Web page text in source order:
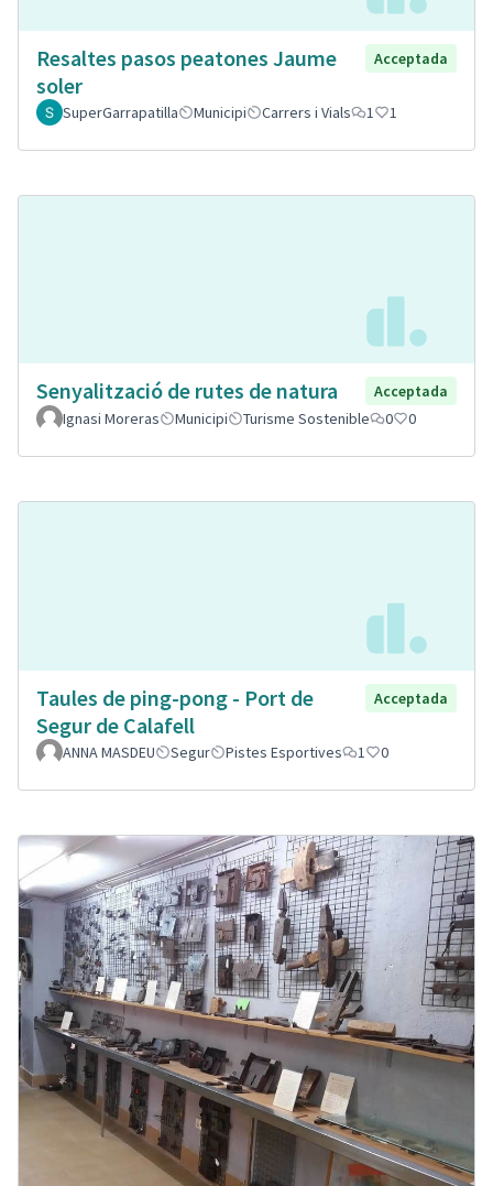
Resaltes pasos peatones Jaume
soler
Acceptada
SuperGarrapatilla Municipi Carrers i Vials 1 1
Senyalització de rutes de natura
Acceptada
Ignasi Moreras
Municipi Turisme Sostenible 0 0
Taules de ping-pong - Port de
Segur de Calafell
Acceptada
ANNA MASDEU Segur Pistes Esportives 1 0